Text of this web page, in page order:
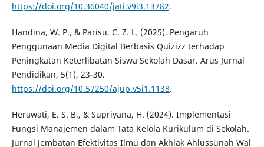
https://doi.org/10.36040/jati.v9i3.13782.
Handina, W. P., & Parisu, C. Z. L. (2025). Pengaruh
Penggunaan Media Digital Berbasis Quizizz terhadap
Peningkatan Keterlibatan Siswa Sekolah Dasar. Arus Jurnal
Pendidikan, 5(1), 23-30.
https://doi.org/10.57250/ajup.v5i1.1138.
Herawati, E. S. B., & Supriyana, H. (2024). Implementasi
Fungsi Manajemen dalam Tata Kelola Kurikulum di Sekolah.
Jurnal Jembatan Efektivitas Ilmu dan Akhlak Ahlussunah Wal